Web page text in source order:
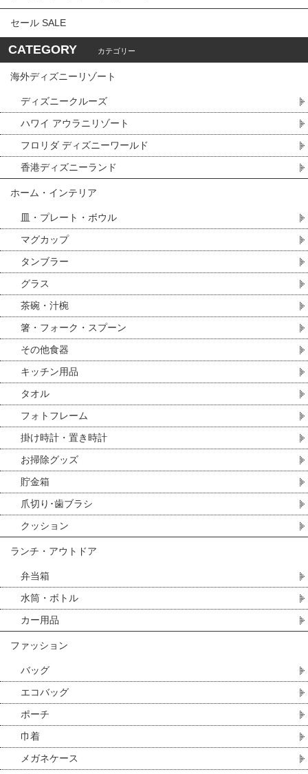
セール SALE
CATEGORY カテゴリー
海外ディズニーリゾート
ディズニークルーズ
ハワイ アウラニリゾート
フロリダ ディズニーワールド
香港ディズニーランド
ホーム・インテリア
皿・プレート・ボウル
マグカップ
タンブラー
グラス
茶碗・汁椀
箸・フォーク・スプーン
その他食器
キッチン用品
タオル
フォトフレーム
掛け時計・置き時計
お掃除グッズ
貯金箱
爪切り･歯ブラシ
クッション
ランチ・アウトドア
弁当箱
水筒・ボトル
カー用品
ファッション
バッグ
エコバッグ
ポーチ
巾着
メガネケース